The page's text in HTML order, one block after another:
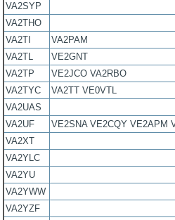
VA2SYP
VA2THO
VA2TI
VA2PAM
VA2TL
VE2GNT
VA2TP
VE2JCO VA2RBO
VA2TYC
VA2TT VE0VTL
VA2UAS
VA2UF
VE2SNA VE2CQY VE2APM
VA2XT
VA2YLC
VA2YU
VA2YWW
VA2YZF